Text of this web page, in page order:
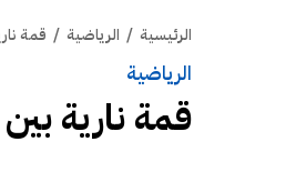
الرئيسية / الرياضية / قمة
الرياضية
قمة نارية